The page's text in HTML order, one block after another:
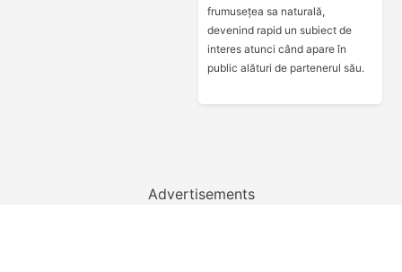
frumusețea sa naturală,
devenind rapid un subiect de
interes atunci când apare în
public alături de partenerul său.
Advertisements